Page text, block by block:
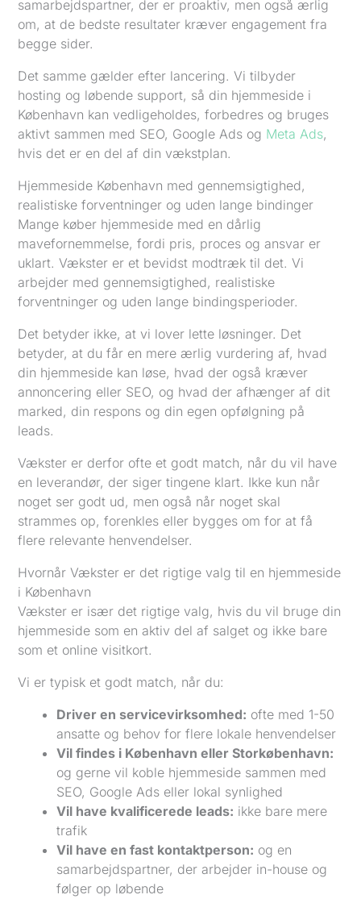
samarbejdspartner, der er proaktiv, men også ærlig
om, at de bedste resultater kræver engagement fra
begge sider.
Det samme gælder efter lancering. Vi tilbyder
hosting og løbende support, så din hjemmeside i
København kan vedligeholdes, forbedres og bruges
aktivt sammen med SEO, Google Ads og Meta Ads,
hvis det er en del af din vækstplan.
Hjemmeside København med gennemsigtighed,
realistiske forventninger og uden lange bindinger
Mange køber hjemmeside med en dårlig
mavefornemmelse, fordi pris, proces og ansvar er
uklart. Vækster er et bevidst modtræk til det. Vi
arbejder med gennemsigtighed, realistiske
forventninger og uden lange bindingsperioder.
Det betyder ikke, at vi lover lette løsninger. Det
betyder, at du får en mere ærlig vurdering af, hvad
din hjemmeside kan løse, hvad der også kræver
annoncering eller SEO, og hvad der afhænger af dit
marked, din respons og din egen opfølgning på
leads.
Vækster er derfor ofte et godt match, når du vil have
en leverandør, der siger tingene klart. Ikke kun når
noget ser godt ud, men også når noget skal
strammes op, forenkles eller bygges om for at få
flere relevante henvendelser.
Hvornår Vækster er det rigtige valg til en hjemmeside
i København
Vækster er især det rigtige valg, hvis du vil bruge din
hjemmeside som en aktiv del af salget og ikke bare
som et online visitkort.
Vi er typisk et godt match, når du:
Driver en servicevirksomhed: ofte med 1-50
ansatte og behov for flere lokale henvendelser
Vil findes i København eller Storkøbenhavn:
og gerne vil koble hjemmeside sammen med
SEO, Google Ads eller lokal synlighed
Vil have kvalificerede leads: ikke bare mere
trafik
Vil have en fast kontaktperson: og en
samarbejdspartner, der arbejder in-house og
følger op løbende